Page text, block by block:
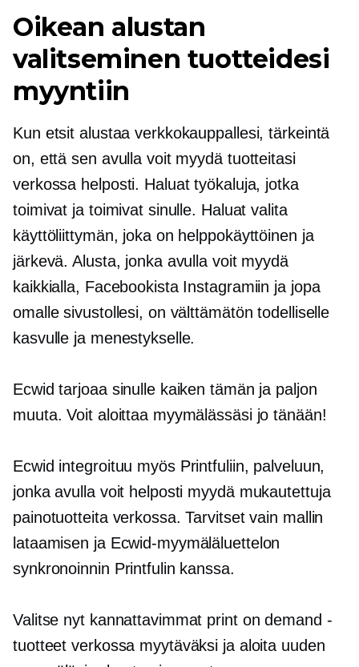
Oikean alustan
valitseminen tuotteidesi
myyntiin
Kun etsit alustaa verkkokauppallesi, tärkeintä
on, että sen avulla voit myydä tuotteitasi
verkossa helposti. Haluat työkaluja, jotka
toimivat ja toimivat sinulle. Haluat valita
käyttöliittymän, joka on helppokäyttöinen ja
järkevä. Alusta, jonka avulla voit myydä
kaikkialla, Facebookista Instagramiin ja jopa
omalle sivustollesi, on välttämätön todelliselle
kasvulle ja menestykselle.
Ecwid tarjoaa sinulle kaiken tämän ja paljon
muuta. Voit aloittaa myymälässäsi jo tänään!
Ecwid integroituu myös Printfuliin, palveluun,
jonka avulla voit helposti myydä mukautettuja
painotuotteita verkossa. Tarvitset vain mallin
lataamisen ja Ecwid-myymäläluettelon
synkronoinnin Printfulin kanssa.
Valitse nyt kannattavimmat print on demand -
tuotteet verkossa myytäväksi ja aloita uuden